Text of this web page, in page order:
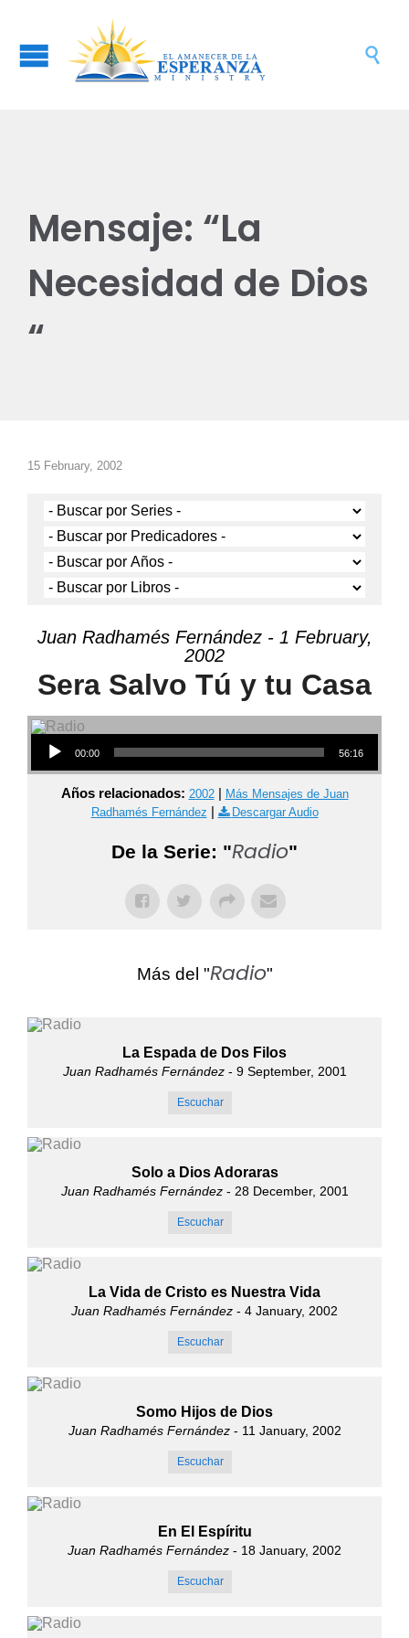

Mensaje: “La
Necesidad de Dios
“
15 February, 2002
Juan Radhamés Fernández - 1 February,
2002
Sera Salvo Tú y tu Casa
Audio Player
00:00 56:16
Años relacionados: 2002| Más Mensajes de Juan
Radhamés Fernández | Descargar Audio
De la Serie: "Radio"
Más del "Radio"
La Espada de Dos Filos
Juan Radhamés Fernández- 9 September, 2001
Escuchar
Solo a Dios Adoraras
Juan Radhamés Fernández- 28 December, 2001
Escuchar
La Vida de Cristo es Nuestra Vida
Juan Radhamés Fernández - 4 January, 2002
Escuchar
Somo Hijos de Dios
Juan Radhamés Fernández- 11 January, 2002
Escuchar
En El Espíritu
Juan Radhamés Fernández - 18 January, 2002
Escuchar